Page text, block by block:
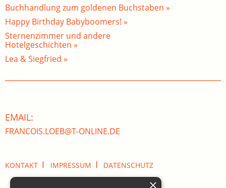
Buchhandlung zum goldenen Buchstaben »
Happy Birthday Babyboomers! »
Sternenzimmer und andere
Hotelgeschichten »
Lea & Siegfried »
EMAIL:
FRANCOIS.LOEB@T-ONLINE.DE
KONTAKT I IMPRESSUM I DATENSCHUTZ